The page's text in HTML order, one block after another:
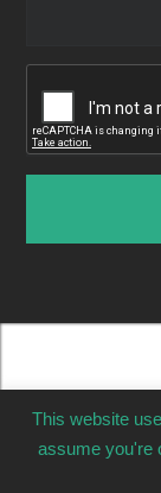
This website
assume you're